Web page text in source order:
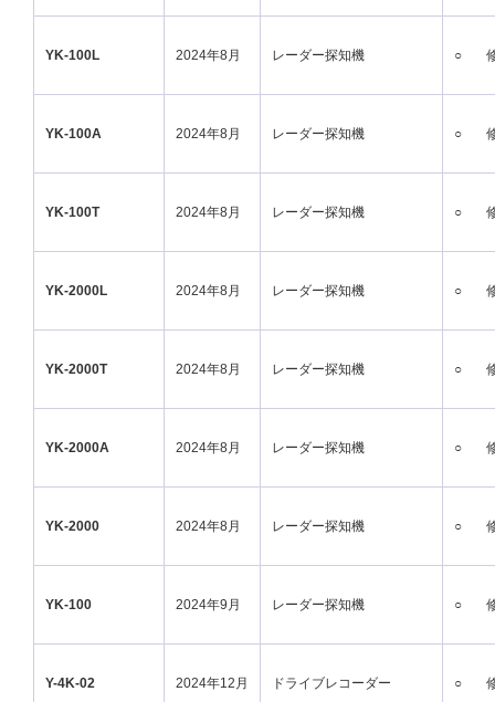
YK-100L 2024年8月 レーダー探知機 ○
YK-100A 2024年8月 レーダー探知機 ○
YK-100T 2024年8月 レーダー探知機 ○
YK-2000L 2024年8月 レーダー探知機 ○
YK-2000T 2024年8月 レーダー探知機 ○
YK-2000A 2024年8月 レーダー探知機 ○
YK-2000 2024年8月 レーダー探知機 ○
YK-100 2024年9月 レーダー探知機 ○
Y-4K-02 2024年12月 ドライブレコーダー ○